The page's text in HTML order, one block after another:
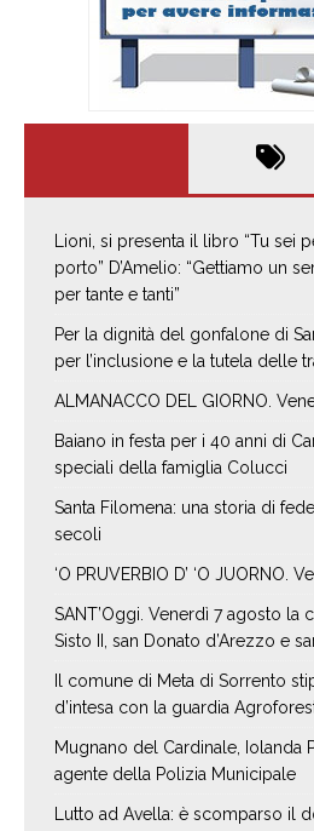
Lioni, si presenta il libro “Tu sei
porto” D’Amelio: “Gettiamo un
per tante e tanti”
Per la dignità del gonfalone di
per l’inclusione e la tutela delle
ALMANACCO DEL GIORNO.
Baiano in festa per i 40 anni di
speciali della famiglia Colucci
Santa Filomena: una storia di
secoli
‘O PRUVERBIO D’ ‘O JUORNO.
SANT’Oggi. Venerdì 7 agosto la
Sisto II, san Donato d’Arezzo e
Il comune di Meta di Sorrento
d’intesa con la guardia
Mugnano del Cardinale, Iolanda
agente della Polizia Municipale
Lutto ad Avella: è scomparso il